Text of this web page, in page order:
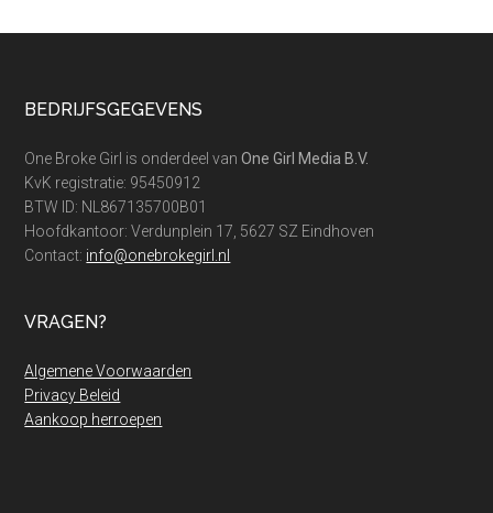
Footer
BEDRIJFSGEGEVENS
One Broke Girl is onderdeel vanOne Girl Media B.V.
KvK registratie: 95450912
BTW ID: NL867135700B01
Hoofdkantoor: Verdunplein 17, 5627 SZ Eindhoven
Contact: info@onebrokegirl.nl
VRAGEN?
Algemene Voorwaarden
Privacy Beleid
Aankoop herroepen